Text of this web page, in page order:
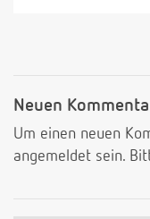
Neuen
Um einen neuen
angemeldet sein.